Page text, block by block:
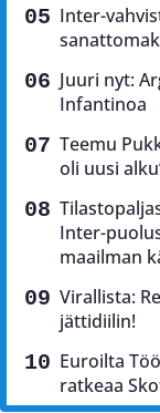
Inter-
Juuri nyt:
Infantinoa
Teemu
oli uusi
Inter-
maailman
Virallista:
jättidiilin!
Euroilta
ratkeaa